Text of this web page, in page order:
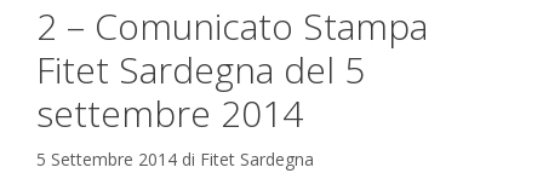
2 – Comunicato Stampa
Fitet Sardegna del 5
settembre 2014
5 Settembre 2014 di Fitet Sardegna